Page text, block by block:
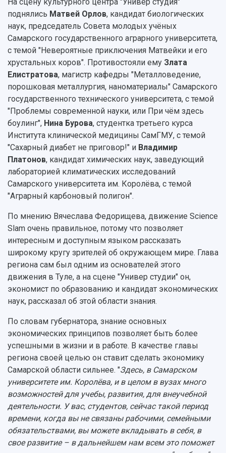
Кампус
3D-тур по университету
Музеи
Учебный аэродром
Центр истории авиационных двигателей
Ботанический сад
Умный дом бабочек
Международный межвузовский кампус
Сведения об образовательной организации
Официальные документы
Противодействие COVID-19
Журналы Самарского университета
Научные конференции
Патенты
Публикации и издания
Отчеты о проведенных конференциях
поднялись Матвей Орлов, кандидат биологических
наук, председатель Совета молодых учёных
Самарского государственного аграрного университета,
с темой "Невероятные приключения Матвейки и его
хрустальных коров". Противостояли ему Злата
Елистратова, магистр кафедры "Металловедение,
порошковая металлургия, наноматериалы" Самарского
государственного технического университета, с темой
"Проблемы современной науки, или При чём здесь
боулинг", Нина Бурова, студентка третьего курса
Института клинической медицины СамГМУ, с темой
"Сахарный диабет не приговор!" и Владимир
Платонов, кандидат химических наук, заведующий
лабораторией климатических исследований
Самарского университета им. Королёва, с темой
"Аграрный карбоновый полигон".
По мнению Вячеслава Федорищева, движение Science
Slam очень правильное, потому что позволяет
интересным и доступным языком рассказать
широкому кругу зрителей об окружающем мире. Глава
региона сам был одним из основателей этого
движения в Туле, а на сцене "Универ студии" он,
экономист по образованию и кандидат экономических
наук, рассказал об этой области знания.
По словам губернатора, знание основных
экономических принципов позволяет быть более
успешными в жизни и в работе. В качестве главы
региона своей целью он ставит сделать экономику
Самарской области сильнее. "Здесь, в Самарском
университете им. Королёва, и в целом в вузах много
возможностей для учебы, развития, для внеучебной
деятельности. У вас, студентов, сейчас такой период
времени, когда вы не связаны рабочими, семейными
обязательствами, вы можете вкладывать в себя, в
свое развитие – в дальнейшем нам всем это поможет